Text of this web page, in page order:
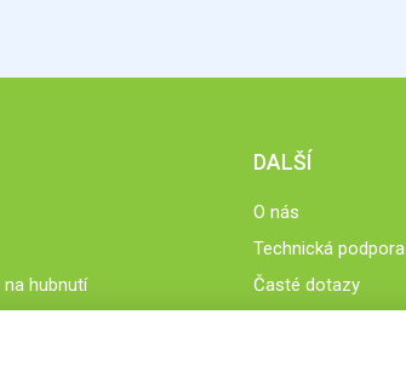
hubnutí
DALŠÍ
O nás
Technická podpora
Časté dotazy